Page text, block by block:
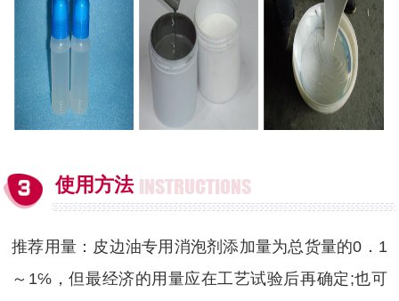
使用方法 INSTRUCTIONS
推荐用量：皮边油专用消泡剂添加量为总货量的0．1
～1℅，但最经济的用量应在工艺试验后再确定;也可